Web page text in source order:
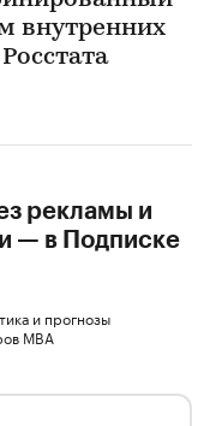
внутренних
рекламы и
— в Подписке
и прогнозы
MBA